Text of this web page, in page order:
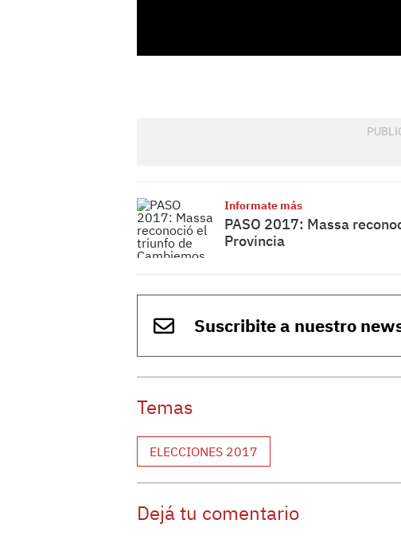
Informate más
PASO 2017: Massa
Provincia
Suscribite a nuestro
Temas
ELECCIONES 2017
Dejá tu comentario